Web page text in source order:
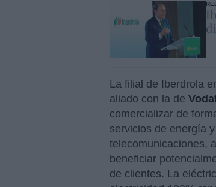
La filial de Iberdrola
aliado con la de
comercializar de
servicios de energía y
telecomunicaciones,
beneficiar
de clientes. La